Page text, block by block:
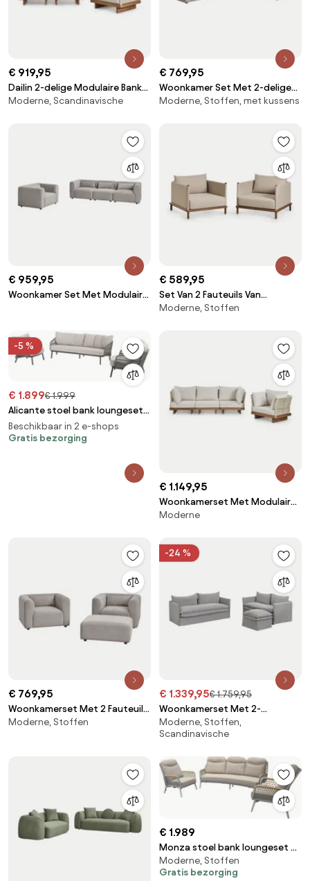
€ 919,95
Dailin 2-delige Modulaire Bank
Woonkamerset Met 2
Acaciahout Acacia Bruin - Sklum
Moderne, Scandinavische
€ 769,95
Woonkamer Set Met 2-delige
Modulaire Bank En Fogler
Moderne, Stoffen, met kussens
€ 959,95
Woonkamer Set Met Modulaire
Sklum
€ 589,95
Set Van 2 Fauteuils Van
Acaciahout Olivia Donker
Moderne, Stoffen
-5 %
€ 1.899€ 1.999
Alicante stoel bank loungeset 3
delig antraciet Taste 4SO
Beschikbaar in 2 e-shops
Gratis bezorging
€ 1.149,95
Woonkamerset Met Modulaire
3-zitsbank Met 2 Hoekfauteuils
Dailin Acacia Bruin - Sklum
Moderne
€ 769,95
Woonkamerset Met 2 Fauteuils
En Poef Fogler Corduroy Grijs –
Moderne, Stoffen
-24 %
€ 1.339,95€ 1.759,95
Woonkamerset Met 2-
zitsbank, 3-zitsbank En Poef In
Linnen En Katoen Grace Stof
Moderne, Stoffen,
Scandinavische
€ 1.989
Monza stoel bank loungeset 3
delig verstelbaar latte rope
Moderne, Stoffen
Gratis bezorging